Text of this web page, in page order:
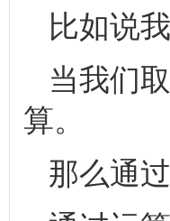
比如说
当我们
算。
那么通